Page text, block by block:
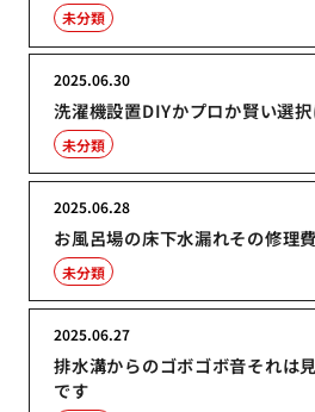
未分類
洗濯機設置DIYかプロか賢い選
2025.06.30
未分類
お風呂場の床下水漏れその修理
2025.06.28
未分類
排水溝からのゴボゴボ音それは
です
2025.06.27